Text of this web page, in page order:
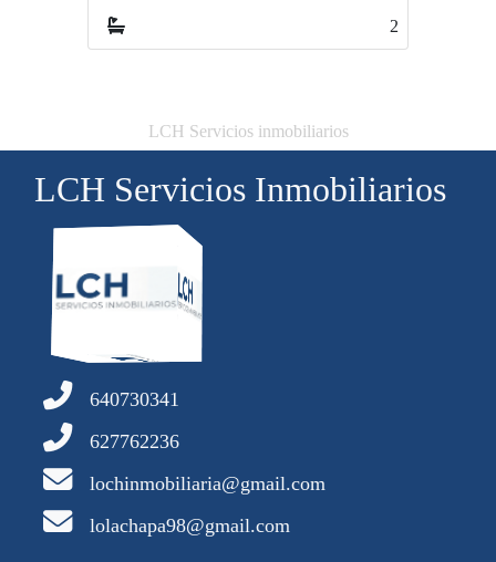
LCH Servicios inmobiliarios
LCH Servicios Inmobiliarios
640730341
627762236
lochinmobiliaria@gmail.com
lolachapa98@gmail.com